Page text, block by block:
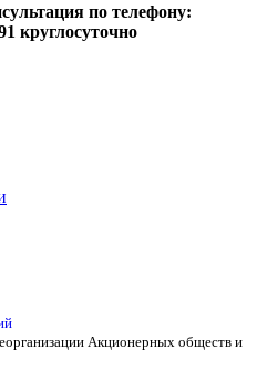
по телефону:
круглосуточно
Акционерных обществ и